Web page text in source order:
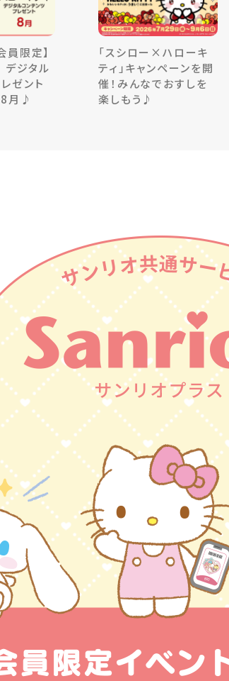
限定】
デジタル
ゼント
8月♪
「スシロー×ハローキ
ティ」キャンペーンを開
催！みんなでおすしを
楽しもう♪